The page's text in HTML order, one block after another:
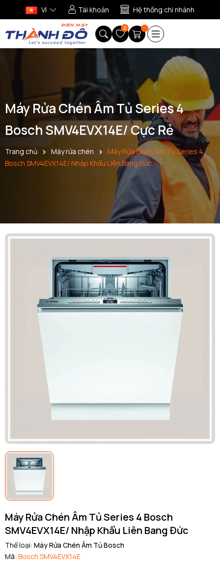
VI Tài khoản Hệ thống chi nhánh
0
Máy Rửa Chén Âm Tủ Series 4
Bosch SMV4EVX14E/ Cực Rẻ
Trang chủ Máy rửa chén
Máy Rửa Chén Âm Tủ Series 4
Bosch SMV4EVX14E/ Nhập Khẩu Liên Bang Đức
Máy Rửa Chén Âm Tủ Series 4 Bosch
SMV4EVX14E/ Nhập Khẩu Liên Bang Đức
Thể loại: Máy Rửa Chén Âm Tủ Bosch
Mã: Bosch SMV4EVX14E
Ngày hết hạn: